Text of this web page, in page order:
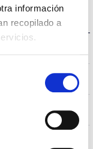
información
recopilado a
>70
S060L2P